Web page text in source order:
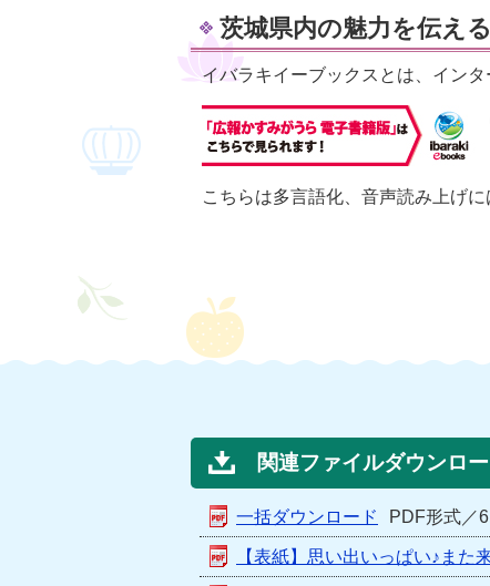
茨城県内の魅力を伝え
イバラキイーブックスとは、イン
こちらは多言語化、音声読み上げ
関連ファイルダウンロ
一括ダウンロード PDF形式／
【表紙】思い出いっぱい♪また